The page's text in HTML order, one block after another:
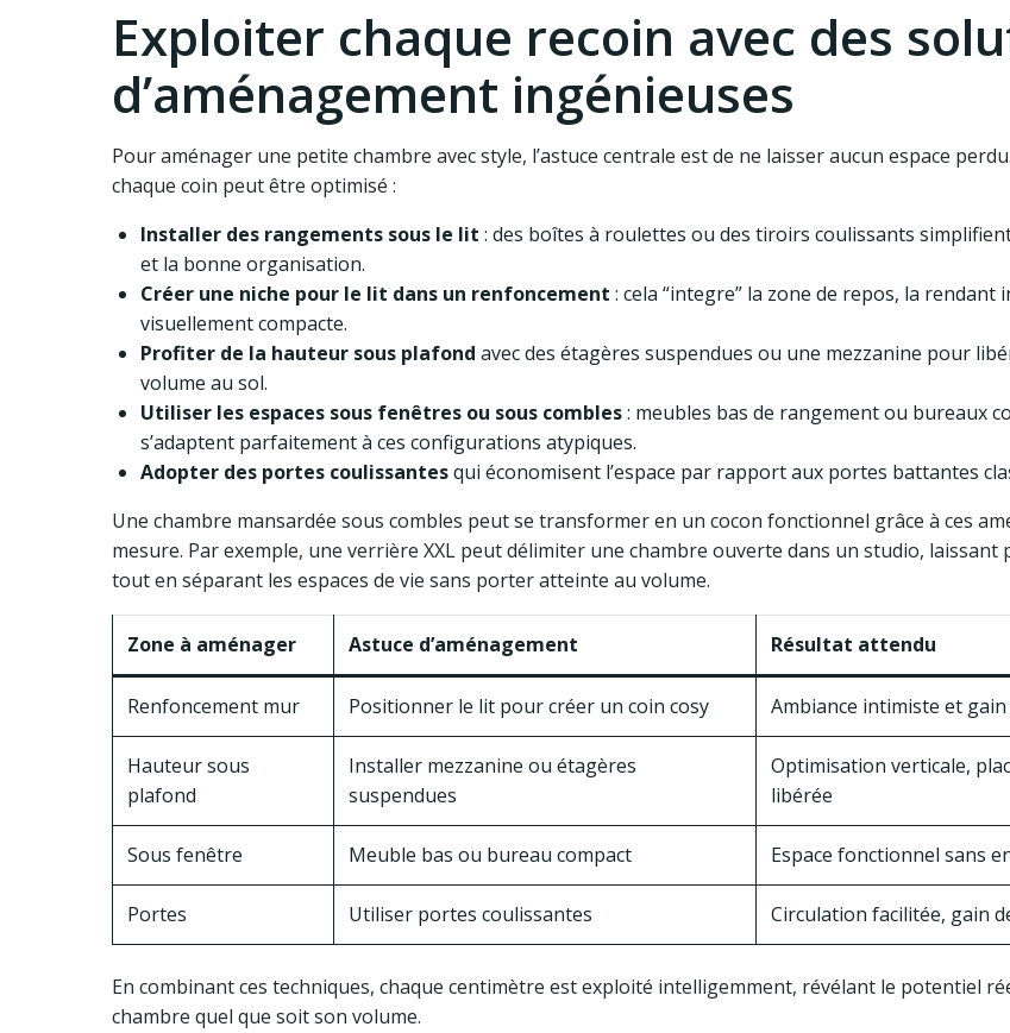
Exploiter chaque recoin avec des
d’aménagement ingénieuses
Pour aménager une petite chambre avec style, l’astuce centrale est de ne laisser aucun espace
chaque coin peut être optimisé :
Installer des rangements sous le lit : des boîtes à roulettes ou des tiroirs coulissants
et la bonne organisation.
Créer une niche pour le lit dans un renfoncement : cela “integre” la zone de repos, la rendant
visuellement compacte.
Profiter de la hauteur sous plafond avec des étagères suspendues ou une mezzanine pour
volume au sol.
Utiliser les espaces sous fenêtres ou sous combles: meubles bas de rangement ou bureaux
s’adaptent parfaitement à ces configurations atypiques.
Adopter des portes coulissantesqui économisent l’espace par rapport aux portes battantes
Une chambre mansardée sous combles peut se transformer en un cocon fonctionnel grâce à ces
mesure. Par exemple, une verrière XXL peut délimiter une chambre ouverte dans un studio, laissant
tout en séparant les espaces de vie sans porter atteinte au volume.
Zone à aménager Astuce d’aménagement Résultat attendu
Renfoncement mur Positionner le lit pour créer un coin cosy Ambiance intimiste et gain
Hauteur sous
plafond
Installer mezzanine ou étagères
suspendues
Optimisation verticale,
libérée
Sous fenêtre Meuble bas ou bureau compact Espace fonctionnel sans
Portes Utiliser portes coulissantes Circulation facilitée, gain
En combinant ces techniques, chaque centimètre est exploité intelligemment, révélant le potentiel
chambre quel que soit son volume.